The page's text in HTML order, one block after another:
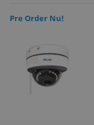
Pre Order Nu!